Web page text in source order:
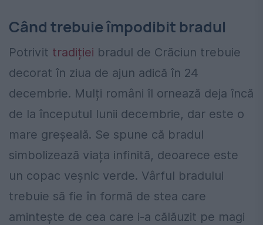
Când trebuie împodibit bradul
Potrivit tradiției bradul de Crăciun trebuie
decorat în ziua de ajun adică în 24
decembrie. Mulți români îl ornează deja încă
de la începutul lunii decembrie, dar este o
mare greșeală. Se spune că bradul
simbolizează viața infinită, deoarece este
un copac veșnic verde. Vârful bradului
trebuie să fie în formă de stea care
amintește de cea care i-a călăuzit pe magi